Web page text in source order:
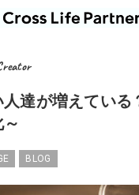
人達が増えてい
BLOG